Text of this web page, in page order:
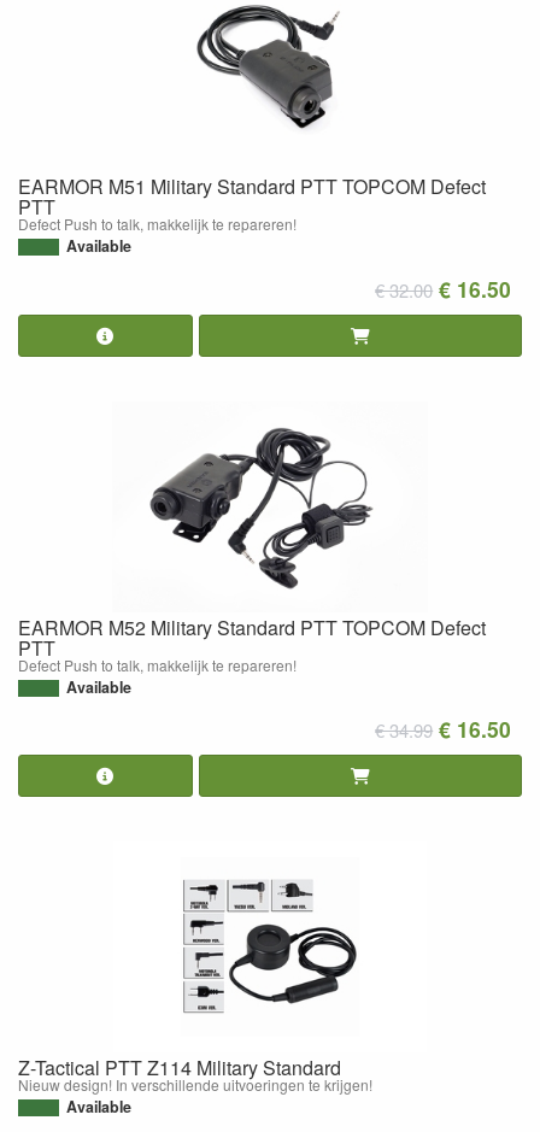
EARMOR M51 Military Standard PTT TOPCOM Defect
PTT
Defect Push to talk, makkelijk te repareren!
Available
€ 32.00 € 16.50
EARMOR M52 Military Standard PTT TOPCOM Defect
PTT
Defect Push to talk, makkelijk te repareren!
Available
€ 34.99 € 16.50
Z-Tactical PTT Z114 Military Standard
Nieuw design! In verschillende uitvoeringen te krijgen!
Available